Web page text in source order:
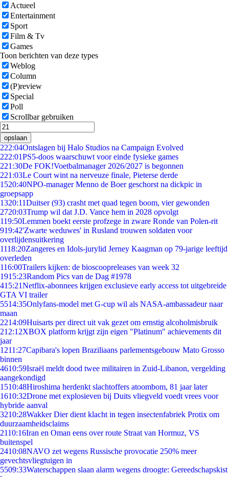
Actueel
Entertainment
Sport
Film & Tv
Games
Toon berichten van deze types
Weblog
Column
(P)review
Special
Poll
Scrollbar gebruiken
opslaan
222:04Ontslagen bij Halo Studios na Campaign Evolved
222:01PS5-doos waarschuwt voor einde fysieke games
221:30De FOK!Voetbalmanager 2026/2027 is begonnen
221:03Le Court wint na nerveuze finale, Pieterse derde
1520:40NPO-manager Menno de Boer geschorst na dickpic in
groepsapp
1320:11Duitser (93) crasht met quad tegen boom, vier gewonden
2720:03Trump wil dat J.D. Vance hem in 2028 opvolgt
119:50Lemmen boekt eerste profzege in zware Ronde van Polen-rit
919:42'Zwarte weduwes' in Rusland trouwen soldaten voor
overlijdensuitkering
1118:20Zangeres en Idols-jurylid Jerney Kaagman op 79-jarige leeftijd
overleden
116:00Trailers kijken: de bioscoopreleases van week 32
1915:23Random Pics van de Dag #1978
415:21Netflix-abonnees krijgen exclusieve early access tot uitgebreide
GTA VI trailer
5514:35Onlyfans-model met G-cup wil als NASA-ambassadeur naar
maan
2214:09Huisarts per direct uit vak gezet om ernstig alcoholmisbruik
212:12XBOX platform krijgt zijn eigen "Platinum" achievements dit
jaar
1211:27Capibara's lopen Braziliaans parlementsgebouw Mato Grosso
binnen
4610:59Israël meldt dood twee militairen in Zuid-Libanon, vergelding
aangekondigd
1510:48Hiroshima herdenkt slachtoffers atoombom, 81 jaar later
1610:32Drone met explosieven bij Duits vliegveld voedt vrees voor
hybride aanval
3210:28Wakker Dier dient klacht in tegen insectenfabriek Protix om
duurzaamheidsclaims
2110:16Iran en Oman eens over route Straat van Hormuz, VS
buitenspel
2410:08NAVO zet wegens Russische provocatie 250% meer
gevechtsvliegtuigen in
5509:33Waterschappen slaan alarm wegens droogte: Gereedschapskist